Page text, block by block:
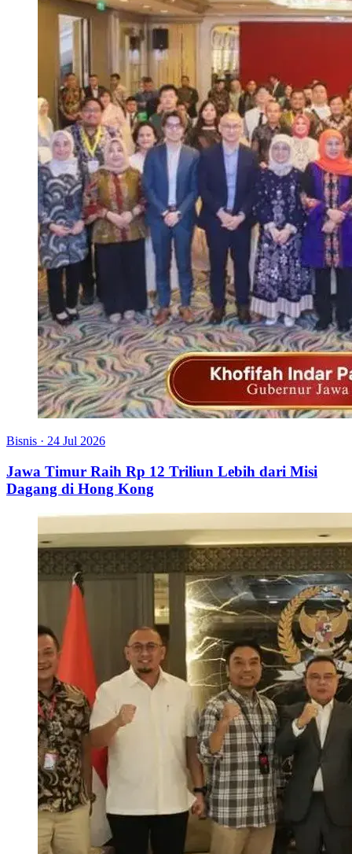
Bisnis · 24 Jul 2026
Jawa Timur Raih Rp 12 Triliun Lebih dari Misi
Dagang di Hong Kong